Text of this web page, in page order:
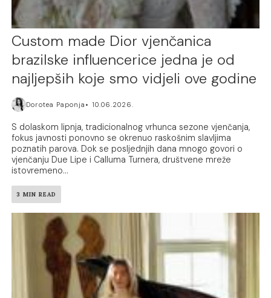
Custom made Dior vjenčanica
brazilske influencerice jedna je od
najljepših koje smo vidjeli ove godine
Dorotea Paponja 10.06.2026.
S dolaskom lipnja, tradicionalnog vrhunca sezone vjenčanja,
fokus javnosti ponovno se okrenuo raskošnim slavljima
poznatih parova. Dok se posljednjih dana mnogo govori o
vjenčanju Due Lipe i Calluma Turnera, društvene mreže
istovremeno...
3 MIN READ